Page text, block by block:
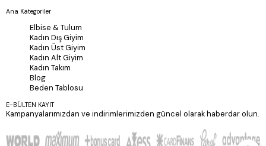
Ana Kategoriler
Elbise & Tulum
Kadın Dış Giyim
Kadın Üst Giyim
Kadın Alt Giyim
Kadın Takım
Blog
Beden Tablosu
E-BÜLTEN KAYIT
Kampanyalarımızdan ve indirimlerimizden güncel olarak haberdar olun.